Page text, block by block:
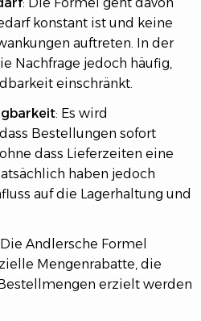
konstant ist und keine
auftreten. In der
Nachfrage jedoch häufig,
einschränkt.
: Es wird
Bestellungen sofort
dass Lieferzeiten eine
haben jedoch
auf die Lagerhaltung und
Andlersche Formel
Mengenrabatte, die
erzielt werden